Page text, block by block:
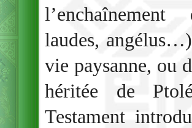
laudes,
vie paysanne, ou
héritée de
Testament